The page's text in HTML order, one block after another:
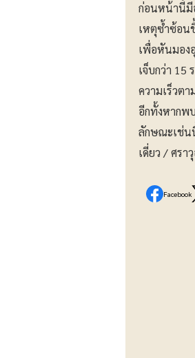
ก่อนหน้านี้มี
เหตุซ้ำซ้อน
เพื่อหันมอง
เจ็บกว่า 15
ความเร็วต
อีกทั้งหากพ
ลักษณะเ
เดี่ยว / ศรา
Facebook